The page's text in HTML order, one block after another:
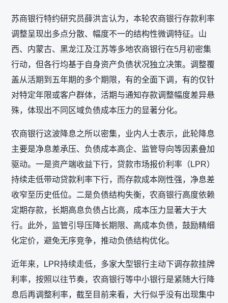
苏商银行特约研究员薛洪言认为，本轮农商银行存款利率
调整呈现出多点分散、幅度不一的结构性微调特征。山
西、内蒙古、黑龙江及江苏等多地农商银行在5月初密集
行动，但各行均基于自身资产负债状况独立决策。调整覆
盖从活期到五年期的多个期限，有的全面下调，有的仅针
对特定年限或客户群体，活期与通知存款调整幅度差异悬
殊，体现出不同区域负债成本压力的显著分化。
农商银行这波降息之所以密集，业内人士表示，此轮降息
主要是净息差承压、负债成本高企、监管导向等因素叠加
驱动。一是资产端收益下行，贷款市场报价利率（LPR）
持续走低带动贷款利率下行，而存款成本刚性强，净息差
收窄至历史低位。二是负债结构失衡，农商银行高度依赖
定期存款，长期高息负债占比高，成本压力显著大于大
行。此外，监管引导压降长期限、高成本负债，鼓励精细
化定价，避免无序竞争，推动负债结构优化。
近年来，LPR持续走低，多家大型银行主动下调存款挂牌
利率，按照以往节奏，农商银行等中小银行是紧随大行降
息后再调整利率，截至目前来看，大行似乎没有出现集中